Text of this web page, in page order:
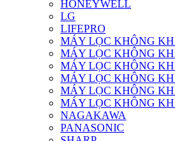
HONEYWELL
LG
LIFEPRO
MÁY LỌC KHÔNG
MÁY LỌC KHÔNG
MÁY LỌC KHÔNG
MÁY LỌC KHÔNG
MÁY LỌC KHÔNG
MÁY LỌC KHÔNG
NAGAKAWA
PANASONIC